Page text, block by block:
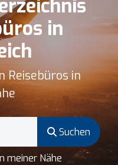
in
Reisebüros in
Suchen
meiner Nähe